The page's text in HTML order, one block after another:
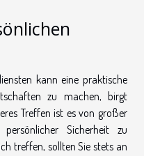
kann eine praktische
zu machen, birgt
Treffen ist es von großer
persönlicher Sicherheit zu
treffen, sollten Sie stets an